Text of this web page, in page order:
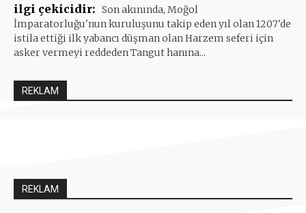
ilgi çekicidir: Son akınında, Moğol
İmparatorluğu'nun kuruluşunu takip eden yıl olan 1207'de
istila ettiği ilk yabancı düşman olan Harzem seferi için
asker vermeyi reddeden Tangut hanına...
REKLAM
REKLAM